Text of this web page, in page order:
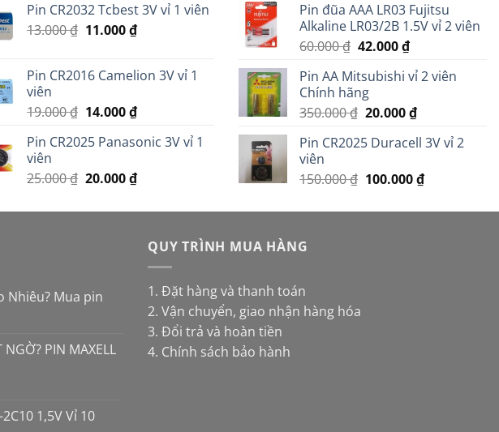
Pin CR2032 Tcbest 3V vỉ 1 viên
13.000₫ Giá
13.000 ₫.
11.000₫Giá
là:
Pin CR2016 Camelion 3V vỉ 1
viên
19.000₫ Giá
là:
14.000₫Giá
tại
14.000 ₫.
Pin CR2025 Panasonic 3V vỉ 1
viên
25.000₫ Giá
là:
20.000₫Giá
tại
20.000 ₫.
Pin đũa AAA LR03 Fujitsu
Alkaline LR03/2B 1.5V vỉ 2 viên
60.000₫ Giá
là:
60.000 ₫.
42.000₫Giá
tại
42.000 ₫.
Pin AA Mitsubishi vỉ 2 viên
Chính hãng
350.000₫ Giá
là:
20.000₫Giá
tại
20.000 ₫.
Pin CR2025 Duracell 3V vỉ 2
viên
150.000₫ Giá
là:
100.000₫Giá
tại
Nhiêu? Mua pin
NGỜ? PIN MAXELL
1,5V Vỉ 10
QUY TRÌNH MUA HÀNG
1. Đặt hàng và thanh toán
2. Vận chuyển, giao nhận hàng hóa
3. Đổi trả và hoàn tiền
4. Chính sách bảo hành